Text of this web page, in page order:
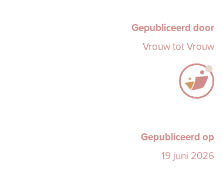
Gepubliceerd door
Vrouw tot Vrouw
Gepubliceerd op
19 juni 2026